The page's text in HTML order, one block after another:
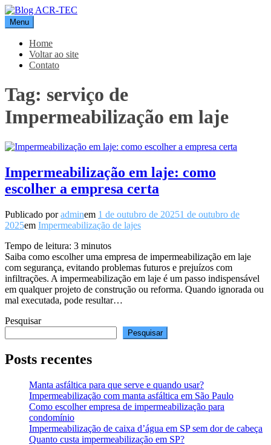
Pular
para
o
conteúdo
Blog ACR-TEC
Menu
Home
Voltar ao site
Contato
Tag: serviço de
Impermeabilização em laje
Impermeabilização em laje: como
escolher a empresa certa
Publicado poradminem 1 de outubro de 20251 de outubro de
2025em Impermeabilização de lajes
Tempo de leitura: 3 minutos
Saiba como escolher uma empresa de impermeabilização em laje
com segurança, evitando problemas futuros e prejuízos com
infiltrações. A impermeabilização em laje é um passo indispensável
em qualquer projeto de construção ou reforma. Quando ignorada ou
mal executada, pode resultar…
Pesquisar
Pesquisar
Posts recentes
Manta asfáltica para que serve e quando usar?
Impermeabilização com manta asfáltica em São Paulo
Como escolher empresa de impermeabilização para
condomínio
Impermeabilização de caixa d’água em SP sem dor de cabeça
Quanto custa impermeabilização em SP?